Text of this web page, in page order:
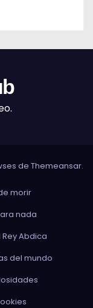
de Themeansar.
morir
nada
Rey Abdica
del mundo